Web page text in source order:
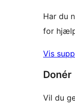
Har du
for
Vis
Donér
Vil du